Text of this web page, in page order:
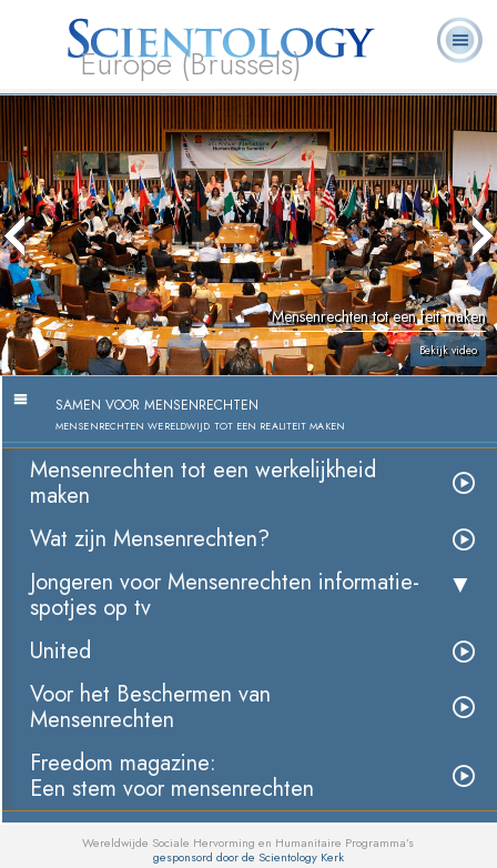
Europe (Brussels)
Over
L. Ron
Hubbard
Wat is
Scientology?
Pastoraal
Veelgestelde
Boeken
Mensenrechten tot een feit maken
Bekijk video
SAMEN VOOR MENSENRECHTEN
MENSENRECHTEN WERELDWIJD TOT EEN REALITEIT MAKEN
Mensenrechten tot een werkelijkheid
maken
Wat zijn Mensenrechten?
Jongeren voor Mensenrechten informatie­
spotjes op tv
United
Voor het Beschermen van
Mensenrechten
Freedom magazine:
Een stem voor mensenrechten
Wereldwijde Sociale Hervorming en Humanitaire Programma’s
gesponsord door de Scientology Kerk